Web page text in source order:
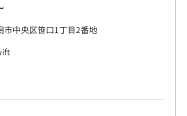
市中央区笹口1丁目2番地